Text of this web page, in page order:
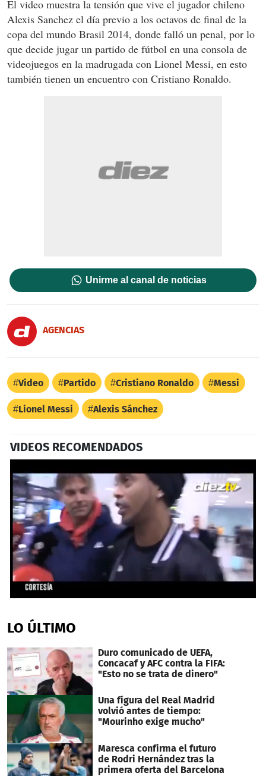
El video muestra la tensión que vive el jugador chileno
Alexis Sanchez el día previo a los octavos de final de la
copa del mundo Brasil 2014, donde falló un penal, por lo
que decide jugar un partido de fútbol en una consola de
videojuegos en la madrugada con Lionel Messi, en esto
también tienen un encuentro con Cristiano Ronaldo.
Unirme al canal de noticias
AGENCIAS
Video Partido Cristiano Ronaldo Messi
Lionel Messi Alexis Sánchez
VIDEOS RECOMENDADOS
of
1
38
seconds
LO ÚLTIMO
Duro comunicado de UEFA,
Concacaf y AFC contra la FIFA:
"Esto no se trata de dinero"
Una figura del Real Madrid
volvió antes de tiempo:
"Mourinho exige mucho"
Maresca confirma el futuro
de Rodri Hernández tras la
primera oferta del Barcelona